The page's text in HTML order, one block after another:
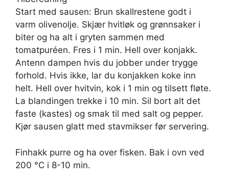
Start med sausen: Brun skallrestene godt i
varm olivenolje. Skjær hvitløk og grønnsaker i
biter og ha alt i gryten sammen med
tomatpuréen. Fres i 1 min. Hell over konjakk.
Antenn dampen hvis du jobber under trygge
forhold. Hvis ikke, lar du konjakken koke inn
helt. Hell over hvitvin, kok i 1 min og tilsett fløte.
La blandingen trekke i 10 min. Sil bort alt det
faste (kastes) og smak til med salt og pepper.
Kjør sausen glatt med stavmikser før servering.
Finhakk purre og ha over fisken. Bak i ovn ved
200 °C i 8-10 min.